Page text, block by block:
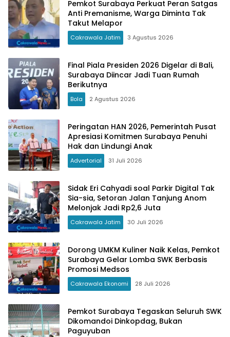
Pemkot Surabaya Perkuat Peran Satgas
Anti Premanisme, Warga Diminta Tak
Takut Melapor
Cakrawala Jatim 3 Agustus 2026
Final Piala Presiden 2026 Digelar di Bali,
Surabaya Diincar Jadi Tuan Rumah
Berikutnya
Bola 2 Agustus 2026
Peringatan HAN 2026, Pemerintah Pusat
Apresiasi Komitmen Surabaya Penuhi
Hak dan Lindungi Anak
Advertorial 31 Juli 2026
Sidak Eri Cahyadi soal Parkir Digital Tak
Sia-sia, Setoran Jalan Tanjung Anom
Melonjak Jadi Rp2,6 Juta
Cakrawala Jatim 30 Juli 2026
Dorong UMKM Kuliner Naik Kelas, Pemkot
Surabaya Gelar Lomba SWK Berbasis
Promosi Medsos
Cakrawala Ekonomi 28 Juli 2026
Pemkot Surabaya Tegaskan Seluruh SWK
Dikomandoi Dinkopdag, Bukan
Paguyuban